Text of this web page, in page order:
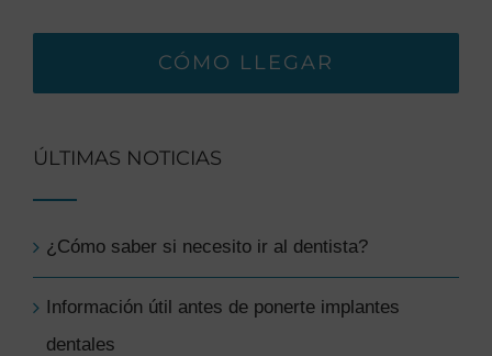
CÓMO LLEGAR
ÚLTIMAS NOTICIAS
¿Cómo saber si necesito ir al dentista?
Información útil antes de ponerte implantes
dentales